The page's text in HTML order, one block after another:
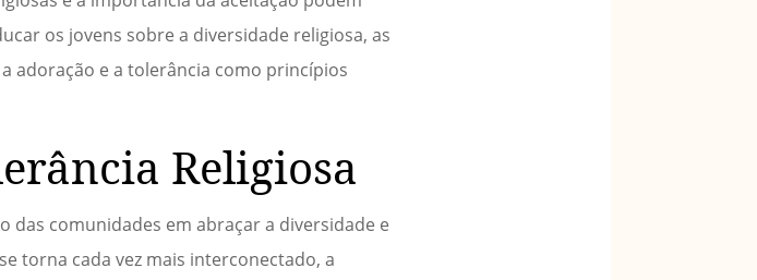
os jovens sobre a diversidade religiosa, as
adoração e a tolerância como princípios
Religiosa
das comunidades em abraçar a diversidade e
torna cada vez mais interconectado, a